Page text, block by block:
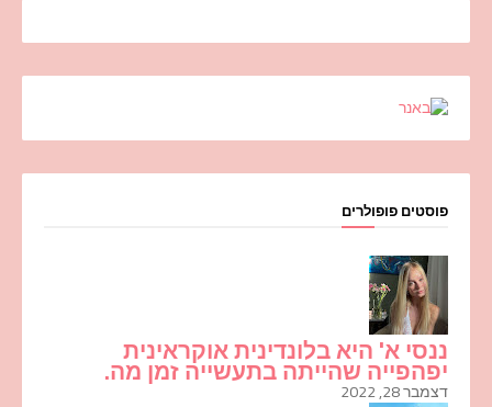
פוסטים פופולרים
ננסי א' היא בלונדינית אוקראינית
יפהפייה שהייתה בתעשייה זמן מה.
דצמבר 28, 2022